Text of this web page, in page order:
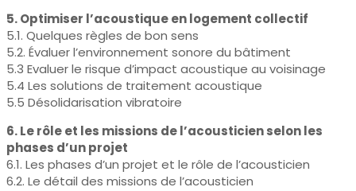
5. Optimiser l’acoustique en logement collectif
5.1. Quelques règles de bon sens
5.2. Évaluer l’environnement sonore du bâtiment
5.3 Evaluer le risque d’impact acoustique au voisinage
5.4 Les solutions de traitement acoustique
5.5 Désolidarisation vibratoire
6. Le rôle et les missions de l’acousticien selon les
phases d’un projet
6.1. Les phases d’un projet et le rôle de l’acousticien
6.2. Le détail des missions de l’acousticien